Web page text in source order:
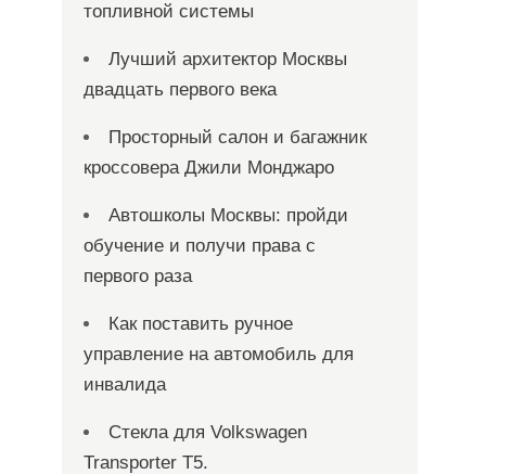
топливной системы
Лучший архитектор Москвы
двадцать первого века
Просторный салон и багажник
кроссовера Джили Монджаро
Автошколы Москвы: пройди
обучение и получи права с
первого раза
Как поставить ручное
управление на автомобиль для
инвалида
Стекла для Volkswagen
Transporter T5.